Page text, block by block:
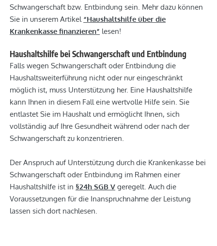
Schwangerschaft bzw. Entbindung sein. Mehr dazu können
Sie in unserem Artikel “Haushaltshilfe über die
Krankenkasse finanzieren” lesen!
Haushaltshilfe bei Schwangerschaft und Entbindung
Falls wegen Schwangerschaft oder Entbindung die
Haushaltsweiterführung nicht oder nur eingeschränkt
möglich ist, muss Unterstützung her. Eine Haushaltshilfe
kann Ihnen in diesem Fall eine wertvolle Hilfe sein. Sie
entlastet Sie im Haushalt und ermöglicht Ihnen, sich
vollständig auf Ihre Gesundheit während oder nach der
Schwangerschaft zu konzentrieren.
Der Anspruch auf Unterstützung durch die Krankenkasse bei
Schwangerschaft oder Entbindung im Rahmen einer
Haushaltshilfe ist in §24h SGB V geregelt. Auch die
Voraussetzungen für die Inanspruchnahme der Leistung
lassen sich dort nachlesen.